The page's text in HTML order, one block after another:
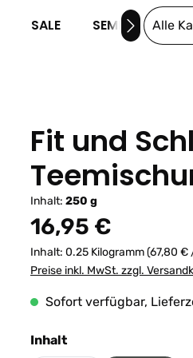
SALE SEMINAREAlle
Fit und
Inhalt: 250 g
Regulärer Preis:
16,95 €
Inhalt: 0.25 Kilogramm(67,80 €
Preise inkl. MwSt. zzgl.
Sofort verfügbar,
Inhaltauswählen